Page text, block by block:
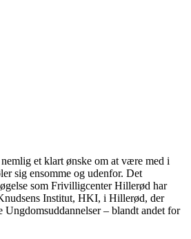
et klart ønske om at være med i
sig ensomme og udenfor. Det
som Frivilligcenter Hillerød har
Institut, HKI, i Hillerød, der
– blandt andet for